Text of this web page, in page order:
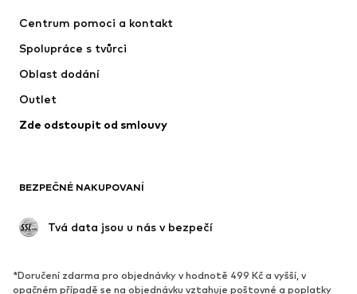
Trička & topy
Bundy
Spodní prádlo
Kabáty
Plavky
Příležitosti
Upcyklace
Nové Oblíbené
Centrum pomoci a kontakt
Spolupráce s tvůrci
Oblast dodání
Outlet
Zde odstoupit od smlouvy
BEZPEČNÉ NAKUPOVANÍ
Tvá data jsou u nás v bezpečí
*Doručení zdarma pro objednávky v hodnotě 499 Kč a vyšší, v
opačném případě se na objednávku vztahuje poštovné a poplatky